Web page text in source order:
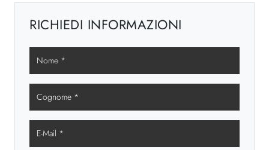
RICHIEDI INFORMAZIONI